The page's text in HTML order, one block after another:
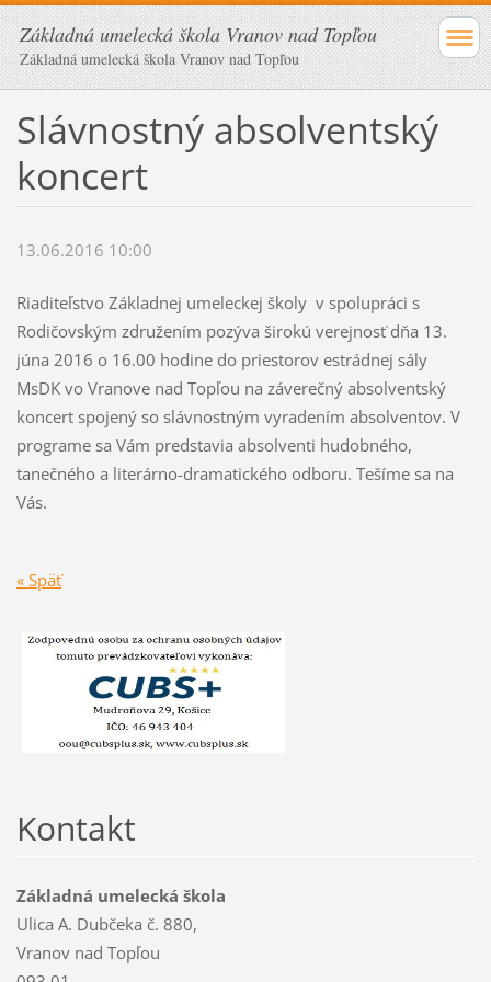
Základná umelecká škola Vranov nad Topľou
Základná umelecká škola Vranov nad Topľou
Slávnostný absolventský
koncert
13.06.2016 10:00
Riaditeľstvo Základnej umeleckej školy v spolupráci s
Rodičovským združením pozýva širokú verejnosť dňa 13.
júna 2016 o 16.00 hodine do priestorov estrádnej sály
MsDK vo Vranove nad Topľou na záverečný absolventský
koncert spojený so slávnostným vyradením absolventov. V
programe sa Vám predstavia absolventi hudobného,
tanečného a literárno-dramatického odboru. Tešíme sa na
Vás.
« Späť
Kontakt
Základná umelecká škola
Ulica A. Dubčeka č. 880,
Vranov nad Topľou